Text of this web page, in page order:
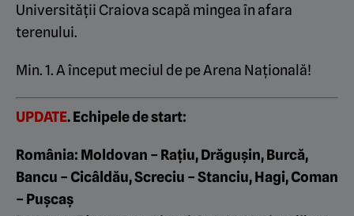
Universității Craiova scapă mingea în afara
terenului.
Min. 1. A început meciul de pe Arena Națională!
UPDATE. Echipele de start:
România: Moldovan – Rațiu, Drăgușin, Burcă,
Bancu – Cicâldău, Screciu – Stanciu, Hagi, Coman
– Puşcaş